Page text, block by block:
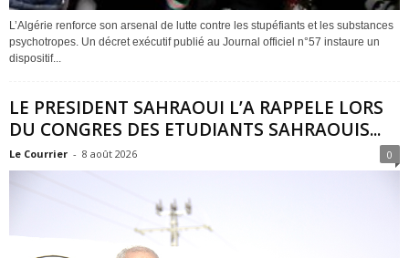
L’Algérie renforce son arsenal de lutte contre les stupéfiants et les substances
psychotropes. Un décret exécutif publié au Journal officiel n°57 instaure un
dispositif...
LE PRESIDENT SAHRAOUI L’A RAPPELE LORS
DU CONGRES DES ETUDIANTS SAHRAOUIS...
Le Courrier - 8 août 2026 0